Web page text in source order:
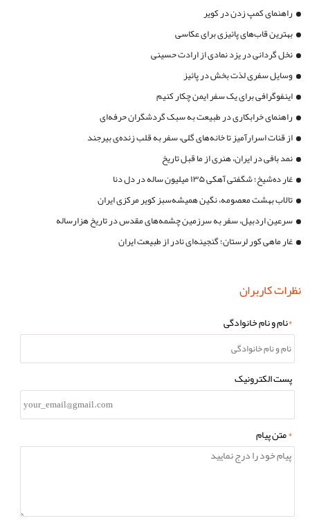
راهنمای کمپ زدن در کویر
بهترین قاب‌های پائیزی برای عکاسی
نخل گردانی در یزد نمادی از ارادت حسینی
وسایل سفری لذت بخش در پائیز
اینفوگرافی برای یک سفر ایمن چکار کنیم
راهنمای خرابکاری در طبیعت به سبک گردشگران حرفه‌ای
از قنات اسرارآمیز تا خانه‌های گلی، سفر به قلب زنده‌ی بیرجند
نمد بافی در ایران، هنری از ما قبل تاریخ
غار ده‌شیخ؛ شگفتی آهکی ۱۳۵ میلیون ساله در دل دنا
تالاب بهشت معصومه، نگین همیشه‌سبز کویر مرکزی ایران
سرعین اردبیل، سفر به سرزمین چشمه‌های مقدس در تاریخ هزارساله
غار ماهی کور لرستان؛ گنجینه‌ای نادر از طبیعت ایران
نظرات کاربران
*نام و نام خانوادگی
پست الکترونیک
*متن پیام